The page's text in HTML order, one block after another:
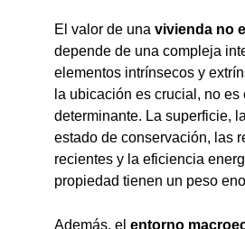
El valor de una vivienda no
depende de una compleja
elementos intrínsecos y
la ubicación es crucial, no es
determinante. La superficie,
estado de conservación, las
recientes y la eficiencia
propiedad tienen un peso
Además, el entorno